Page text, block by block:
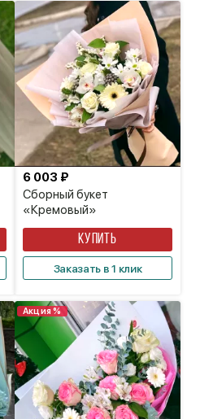
Сборный букет
«Кремовый»
6 003 ₽
КУПИТЬ
Заказать в 1 клик
Акция %